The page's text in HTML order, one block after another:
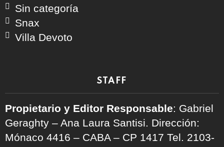
Sin categoría
Snax
Villa Devoto
STAFF
Propietario y Editor Responsable: Gabriel
Geraghty – Ana Laura Santisi. Dirección:
Mónaco 4416 – CABA – CP 1417 Tel. 2103-